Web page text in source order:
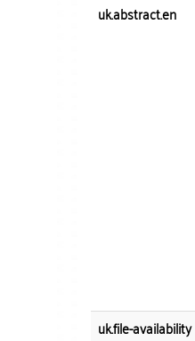
uk.abstract.en
uk.file-availability